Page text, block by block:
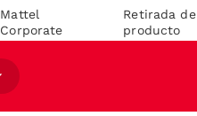
Mattel
Corporate
Retirada de
producto